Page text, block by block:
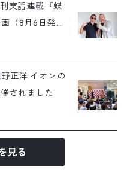
実話連載『蝶
（8月6日発売
正洋 イオンの
されました
見る